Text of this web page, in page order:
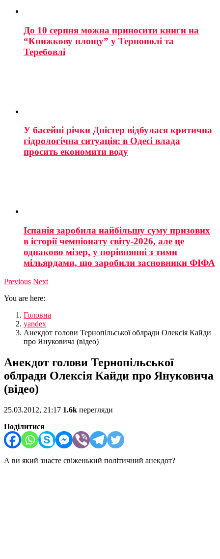
До 10 серпня можна приносити книги на
“Книжкову площу” у Тернополі та
Теребовлі
У басейні річки Дністер відбулася критична
гідрологічна ситуація: в Одесі влада
просить економити воду
Іспанія заробила найбільшу суму призових
в історії чемпіонату світу-2026, але це
однаково мізер, у порівнянні з тими
мільярдами, що заробили засновники ФІФА
Previous Next
You are here:
Головна
yandex
Анекдот голови Тернопільської облради Олексія Кайди
про Януковича (відео)
Анекдот голови Тернопільської
облради Олексія Кайди про Януковича
(відео)
25.03.2012, 21:17 1.6k перегляди
Поділитися
А ви який знаєте свіженький політичний анекдот?